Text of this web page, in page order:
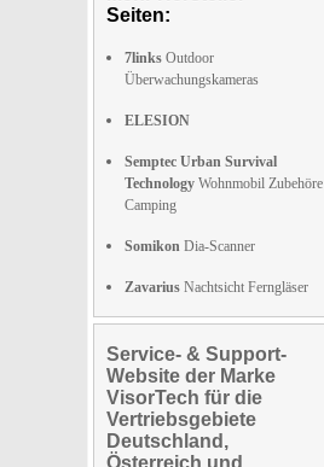
Seiten:
7links Outdoor
Überwachungskameras
ELESION
Semptec Urban Survival
Technology Wohnmobil Zubehöre
Camping
Somikon Dia-Scanner
Zavarius Nachtsicht Ferngläser
Service- & Support-
Website der Marke
VisorTech für die
Vertriebsgebiete
Deutschland,
Österreich und